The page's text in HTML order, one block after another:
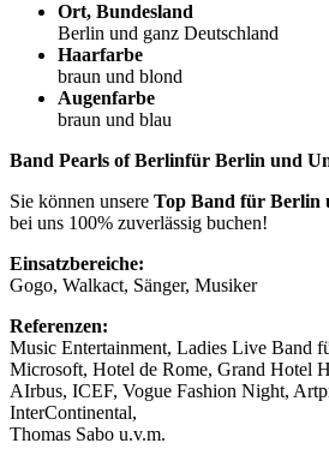
Ort, Bundesland
Berlin und ganz Deutschland
Haarfarbe
braun und blond
Augenfarbe
braun und blau
Band Pearls of Berlinfür Berlin und
Sie können unsere Top Band für Berlin
bei uns 100% zuverlässig buchen!
Einsatzbereiche:
Gogo, Walkact, Sänger, Musiker
Referenzen:
Music Entertainment, Ladies Live Band
Microsoft, Hotel de Rome, Grand Hotel
AIrbus, ICEF, Vogue Fashion Night,
InterContinental,
Thomas Sabo u.v.m.